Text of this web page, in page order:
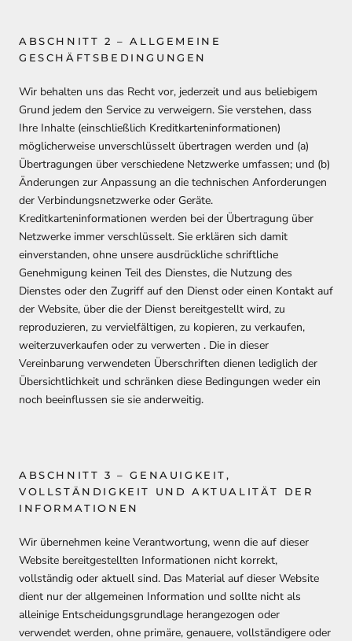
ABSCHNITT 2 – ALLGEMEINE
GESCHÄFTSBEDINGUNGEN
Wir behalten uns das Recht vor, jederzeit und aus beliebigem
Grund jedem den Service zu verweigern. Sie verstehen, dass
Ihre Inhalte (einschließlich Kreditkarteninformationen)
möglicherweise unverschlüsselt übertragen werden und (a)
Übertragungen über verschiedene Netzwerke umfassen; und (b)
Änderungen zur Anpassung an die technischen Anforderungen
der Verbindungsnetzwerke oder Geräte.
Kreditkarteninformationen werden bei der Übertragung über
Netzwerke immer verschlüsselt. Sie erklären sich damit
einverstanden, ohne unsere ausdrückliche schriftliche
Genehmigung keinen Teil des Dienstes, die Nutzung des
Dienstes oder den Zugriff auf den Dienst oder einen Kontakt auf
der Website, über die der Dienst bereitgestellt wird, zu
reproduzieren, zu vervielfältigen, zu kopieren, zu verkaufen,
weiterzuverkaufen oder zu verwerten . Die in dieser
Vereinbarung verwendeten Überschriften dienen lediglich der
Übersichtlichkeit und schränken diese Bedingungen weder ein
noch beeinflussen sie sie anderweitig.
ABSCHNITT 3 – GENAUIGKEIT,
VOLLSTÄNDIGKEIT UND AKTUALITÄT DER
INFORMATIONEN
Wir übernehmen keine Verantwortung, wenn die auf dieser
Website bereitgestellten Informationen nicht korrekt,
vollständig oder aktuell sind. Das Material auf dieser Website
dient nur der allgemeinen Information und sollte nicht als
alleinige Entscheidungsgrundlage herangezogen oder
verwendet werden, ohne primäre, genauere, vollständigere oder